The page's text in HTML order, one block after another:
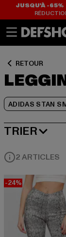
JUSQU’À -65%
RETOUR
ADIDAS STAN
TRIER
2 ARTICLES
-24%